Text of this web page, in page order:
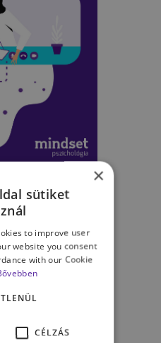
a
valójában
Gabby
a többi
×
sütiket
to improve user
website you consent
with our Cookie
CÉLZÁS